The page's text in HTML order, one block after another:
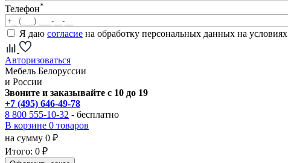
Телефон*
Я даю согласие на обработку персональных данных на условиях
Авторизоваться
Мебель Белоруссии
и России
Звоните и заказывайте с 10 до 19
+7 (495) 646-49-78
8 800 555-10-32 - бесплатно
В корзине 0 товаров
на сумму 0 ₽
Итого: 0 ₽